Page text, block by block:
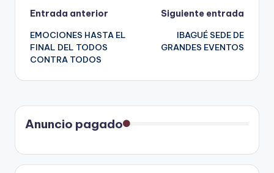
Navegación
de
entradas
Entrada anterior
EMOCIONES HASTA EL
FINAL DEL TODOS
CONTRA TODOS
Siguiente entrada
IBAGUÉ SEDE DE
GRANDES EVENTOS
Anuncio pagado